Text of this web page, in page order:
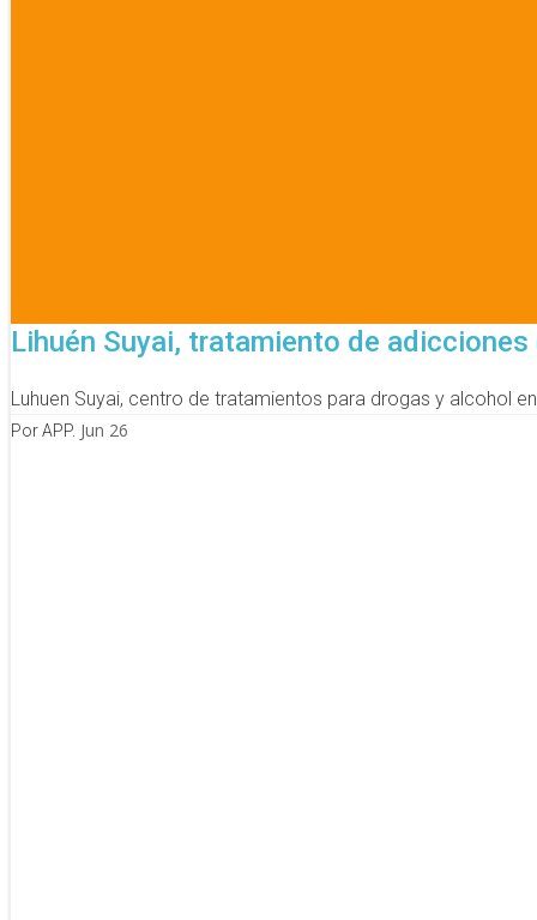
Lihuén Suyai, tratamiento de adicciones
Luhuen Suyai, centro de tratamientos para drogas y alcohol
Por APP. Jun 26